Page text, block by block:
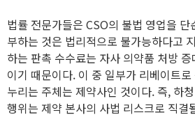
법률 전문가들은 CSO의 불법 영업을
부하는 것은 법리적으로 불가능하다고
하는 판촉 수수료는 자사 의약품 처방
이기 때문이다. 이 중 일부가 리베이트
누리는 주체는 제약사인 것이다. 즉, 하
행위는 제약 본사의 사법 리스크로 직결